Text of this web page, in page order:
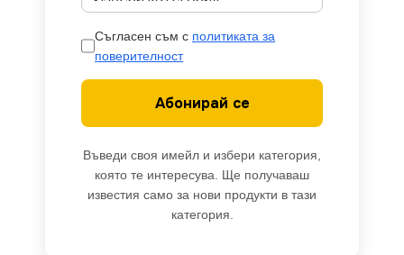
Съгласен съм с политиката за
поверителност
Абонирай се
Въведи своя имейл и избери категория,
която те интересува. Ще получаваш
известия само за нови продукти в тази
категория.